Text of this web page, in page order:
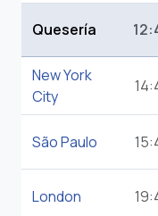
Quesería
New York
City
São Paulo
London